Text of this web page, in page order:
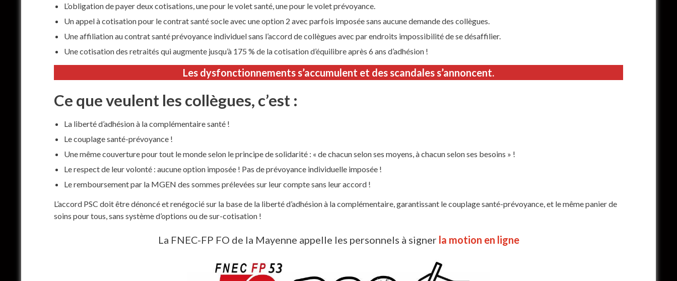
L’obligation de payer deux cotisations, une pour le volet santé, une pour le volet prévoyance.
Un appel à cotisation pour le contrat santé socle avec une option 2 avec parfois imposée sans aucune demande des collègues.
Une affiliation au contrat santé prévoyance individuel sans l’accord de collègues avec par endroits impossibilité de se désaffilier.
Une cotisation des retraités qui augmente jusqu’à 175 % de la cotisation d’équilibre après 6 ans d’adhésion !
Les dysfonctionnements s’accumulent et des scandales s’annoncent.
Ce que veulent les collègues, c’est :
La liberté d’adhésion à la complémentaire santé !
Le couplage santé-prévoyance !
Une même couverture pour tout le monde selon le principe de solidarité : « de chacun selon ses moyens, à chacun selon ses besoins » !
Le respect de leur volonté : aucune option imposée ! Pas de prévoyance individuelle imposée !
Le remboursement par la MGEN des sommes prélevées sur leur compte sans leur accord !
L’accord PSC doit être dénoncé et renégocié sur la base de la liberté d’adhésion à la complémentaire, garantissant le couplage santé-prévoyance, et le même panier de
soins pour tous, sans système d’options ou de sur-cotisation !
La FNEC-FP FO de la Mayenne appelle les personnels à signer la motion en ligne